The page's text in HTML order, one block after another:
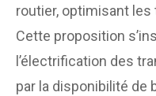
routier, optimisant
Cette proposition
l’électrification des
par la disponibilité de